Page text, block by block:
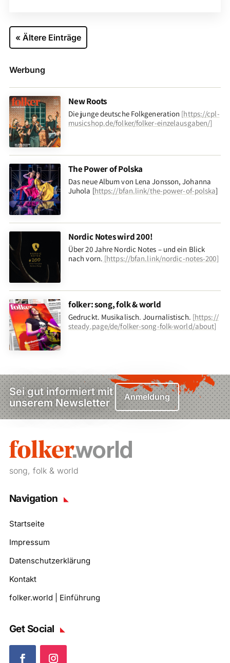
« Ältere Einträge
Werbung
New Roots
Die junge deutsche Folkgeneration [https://cpl-
musicshop.de/folker/folker-einzelausgaben/]
The Power of Polska
Das neue Album von Lena Jonsson, Johanna
Juhola [https://bfan.link/the-power-of-polska]
Nordic Notes wird 200!
Über 20 Jahre Nordic Notes – und ein Blick
nach vorn. [https://bfan.link/nordic-notes-200]
folker: song, folk & world
Gedruckt. Musikalisch. Journalistisch. [https://
steady.page/de/folker-song-folk-world/about]
Sei gut informiert mit
unserem Newsletter
Anmeldung
song, folk & world
Navigation
Startseite
Impressum
Datenschutzerklärung
Kontakt
folker.world | Einführung
Get Social